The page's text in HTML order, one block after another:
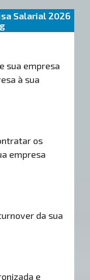
Salarial 2026
sua empresa
à sua
os
empresa
da sua
e